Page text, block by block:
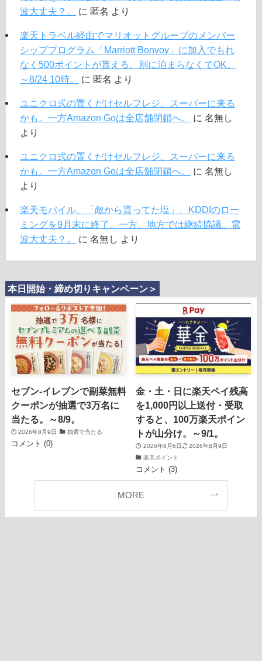
波大丈夫？。
に 匿名 より
楽天トラベル経由でマリオットグループのメンバー
シッププログラム「Marriott Bonvoy」に加入でもれ
なく500ポイントが貰える。別に泊まらなくてOK。
～8/24 10時。
に 匿名 より
ユニクロ式の置くだけセルフレジ、スーパーに来る
かも。一方Amazon Goは全店舗閉鎖へ。
に 名無し
より
ユニクロ式の置くだけセルフレジ、スーパーに来る
かも。一方Amazon Goは全店舗閉鎖へ。
に 名無し
より
楽天モバイル、「敵から貰ってた塩」、KDDIのロー
ミングを9月末に終了。一方、地方では継続協議。電
波大丈夫？。
に 名無し より
本日開始・締め切りキャンペーン＞
セブン‐イレブンで副菜無料
クーポンが抽選で3万名に
当たる。～8/9。
2026年8月9日 抽選で当たる
コメント (0)
金・土・日に楽天ペイ残高
を1,000円以上送付・受取
すると、100万楽天ポイン
トが山分け。～9/1。
2026年8月6日
2026年8月9日
楽天ポイント
コメント (3)
MORE